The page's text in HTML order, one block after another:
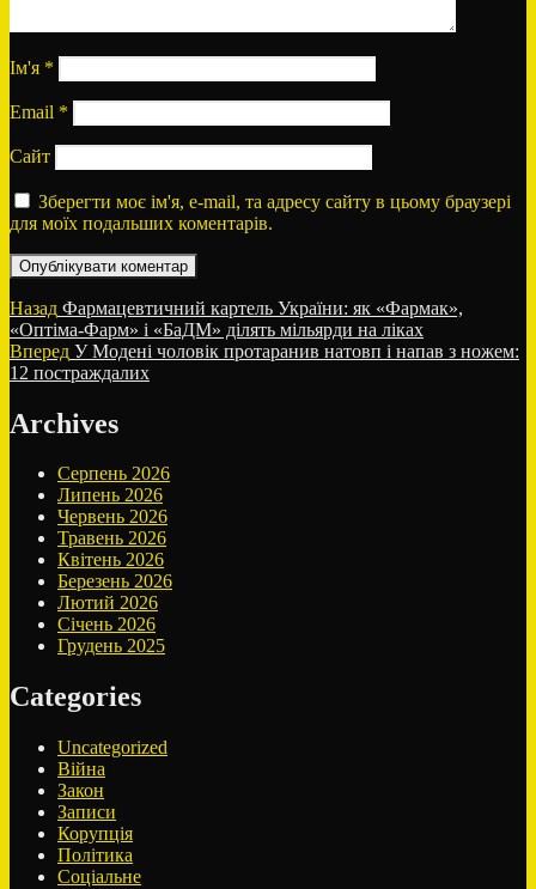
Ім'я *
Email *
Сайт
Зберегти моє ім'я, e-mail, та адресу сайту в цьому браузері
для моїх подальших коментарів.
Навігація
записів
Назад Попередній
запис:
Фармацевтичний картель України: як «Фармак»,
«Оптіма-Фарм» і «БаДМ» ділять мільярди на ліках
Вперед Наступний
запис:
У Модені чоловік протаранив натовп і напав з ножем:
12 постраждалих
Archives
Серпень 2026
Липень 2026
Червень 2026
Травень 2026
Квітень 2026
Березень 2026
Лютий 2026
Січень 2026
Грудень 2025
Categories
Uncategorized
Війна
Закон
Записи
Корупція
Політика
Соціальне